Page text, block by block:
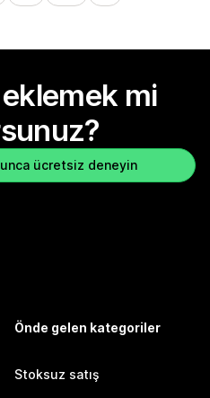
mi
ücretsiz deneyin
Önde gelen kategoriler
Stoksuz satış